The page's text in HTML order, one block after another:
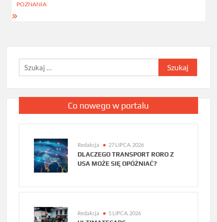
POZNANIA
Szukaj:
Co nowego w portalu
Redakcja 27 LIPCA, 2026
DLACZEGO TRANSPORT RORO Z
USA MOŻE SIĘ OPÓŹNIAĆ?
Redakcja 5 LIPCA, 2026